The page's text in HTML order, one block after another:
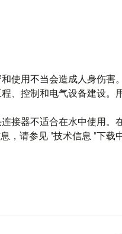
使用不当会造成人身伤害。
、控制和电气设备建设。
接器不适合在水中使用
，请参见 "技术信息 "下载中